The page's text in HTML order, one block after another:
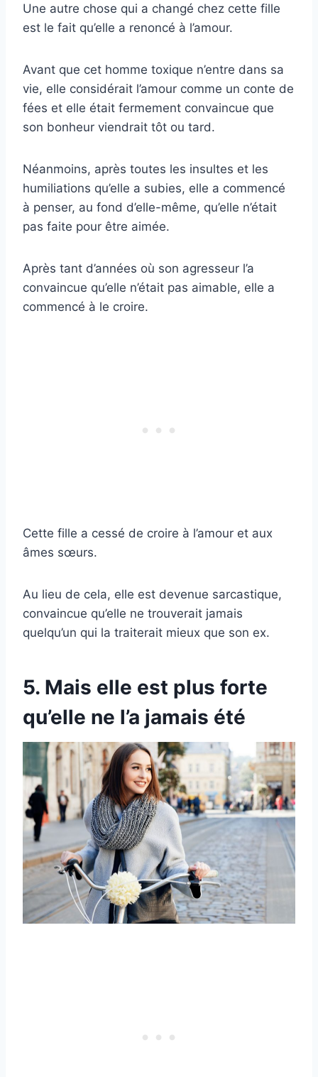
Une autre chose qui a changé chez cette fille
est le fait qu’elle a renoncé à l’amour.
Avant que cet homme toxique n’entre dans sa
vie, elle considérait l’amour comme un conte de
fées et elle était fermement convaincue que
son bonheur viendrait tôt ou tard.
Néanmoins, après toutes les insultes et les
humiliations qu’elle a subies, elle a commencé
à penser, au fond d’elle-même, qu’elle n’était
pas faite pour être aimée.
Après tant d’années où son agresseur l’a
convaincue qu’elle n’était pas aimable, elle a
commencé à le croire.
Cette fille a cessé de croire à l’amour et aux
âmes sœurs.
Au lieu de cela, elle est devenue sarcastique,
convaincue qu’elle ne trouverait jamais
quelqu’un qui la traiterait mieux que son ex.
5. Mais elle est plus forte
qu’elle ne l’a jamais été